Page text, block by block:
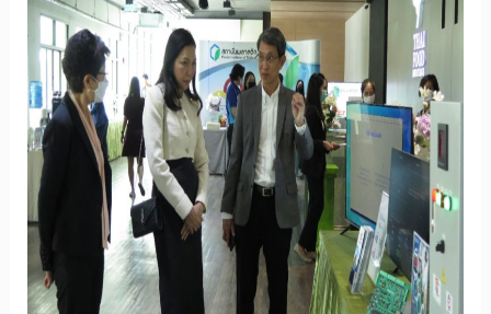
สามารถ
ใน
การ
แข่งขัน
อุตสาหกรรม
ยาน
ยนต์
สมัย
ใหม่